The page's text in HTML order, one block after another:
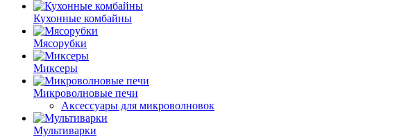
Кухонные комбайны
Мясорубки
Миксеры
Микроволновые печи
Аксессуары для микроволновок
Мультиварки